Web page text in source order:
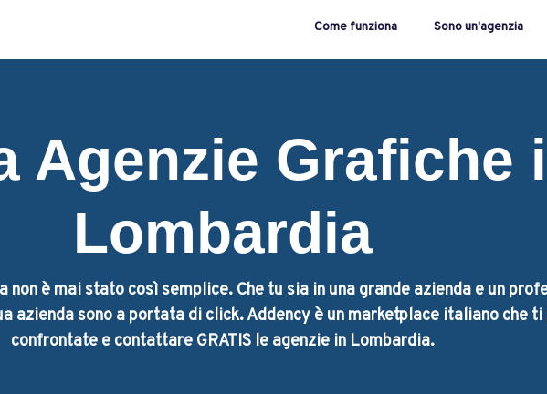
Come funziona Sono un'agenzia
Agenzie Grafiche
Lombardia
è mai stato così semplice. Che tu sia in una grande azienda e un
azienda sono a portata di click. Addency è un marketplace italiano che
confrontate e contattare GRATIS le agenzie in Lombardia.